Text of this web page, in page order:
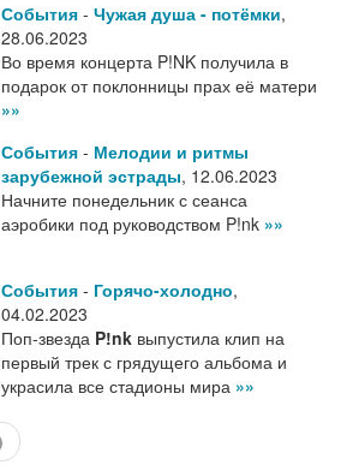
События - Чужая душа - потёмки,
28.06.2023
Во время концерта P!NK получила в
подарок от поклонницы прах её матери
»»
События - Мелодии и ритмы
зарубежной эстрады, 12.06.2023
Начните понедельник с сеанса
аэробики под руководством P!nk »»
События - Горячо-холодно,
04.02.2023
Поп-звезда P!nk выпустила клип на
первый трек с грядущего альбома и
украсила все стадионы мира »»